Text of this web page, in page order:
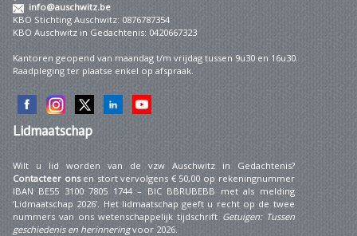
info@auschwitz.be
KBO Stichting Auschwitz: 0876787354
KBO Auschwitz in Gedachtenis: 0420667323
Kantoren geopend van maandag t/m vrijdag tussen 9u30 en 16u30.
Raadpleging ter plaatse enkel op afspraak.
Lidmaatschap
Wilt u lid worden van de vzw Auschwitz in Gedachtenis?
Contacteer onsen stort vervolgens € 50,00 op rekeningnummer
IBAN BE55 3100 7805 1744 – BIC BBRUBEBB met als melding
‘Lidmaatschap 2026’. Het lidmaatschap geeft u recht op de twee
nummers van ons wetenschappelijk tijdschrift Getuigen: Tussen
geschiedenis en herinneringvoor 2026.